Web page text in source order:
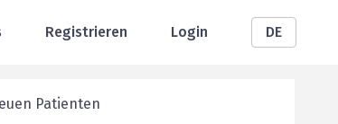
Registrieren Login DE
Patienten